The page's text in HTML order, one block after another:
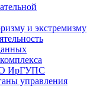
и экстремизму
ИрГУПС
управления